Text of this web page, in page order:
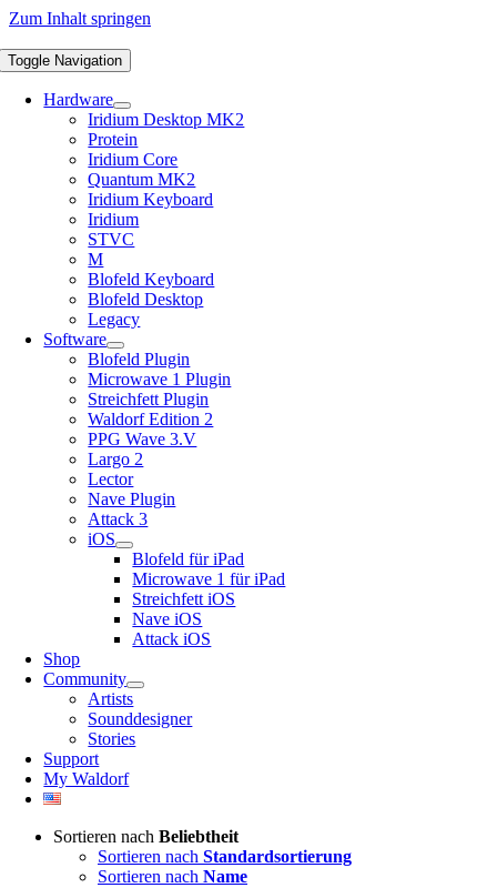
Zum Inhalt springen
Toggle Navigation
Hardware
Iridium Desktop MK2
Protein
Iridium Core
Quantum MK2
Iridium Keyboard
Iridium
STVC
M
Blofeld Keyboard
Blofeld Desktop
Legacy
Software
Blofeld Plugin
Microwave 1 Plugin
Streichfett Plugin
Waldorf Edition 2
PPG Wave 3.V
Largo 2
Lector
Nave Plugin
Attack 3
iOS
Blofeld für iPad
Microwave 1 für iPad
Streichfett iOS
Nave iOS
Attack iOS
Shop
Community
Artists
Sounddesigner
Stories
Support
My Waldorf
Sortieren nach Beliebtheit
Sortieren nach Standardsortierung
Sortieren nach Name